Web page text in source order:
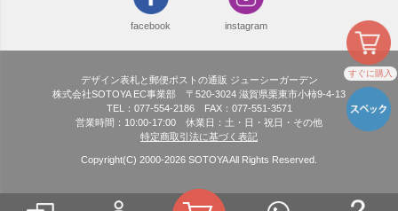
すぐに購入
facebook instagram
デザイン表札と郵便ポストの通販 ジューシーガーデン
株式会社SOTOYA EC事業部 〒520-3024 滋賀県栗東市小柿9-4-13
TEL：077-554-2186 FAX：077-551-3571
営業時間：10:00-17:00 休業日：土・日・祝日・その他
特定商取引法に基づく表記
Copyright(C) 2000-2026 SOTOYA All Rights Reserved.